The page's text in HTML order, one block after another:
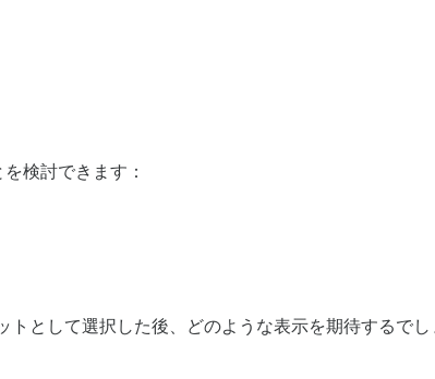
検討できます：
として選択した後、どのような表示を期待するでし